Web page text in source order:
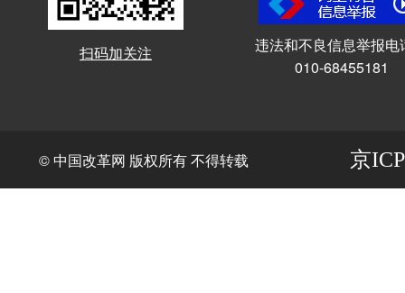
扫码加关注
违法和不良信息举报电
010-68455181
© 中国改革网 版权所有 不得转载 京